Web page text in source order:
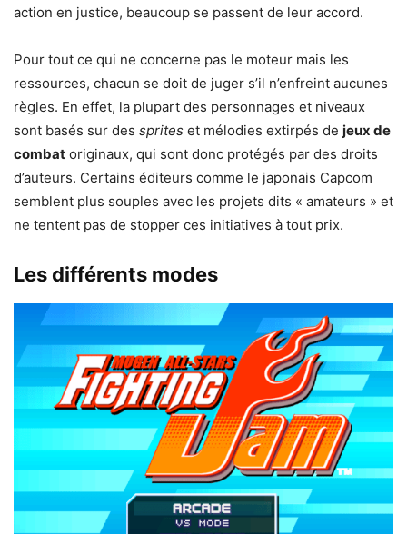
action en justice, beaucoup se passent de leur accord.
Pour tout ce qui ne concerne pas le moteur mais les
ressources, chacun se doit de juger s’il n’enfreint aucunes
règles. En effet, la plupart des personnages et niveaux
sont basés sur des sprites et mélodies extirpés de jeux de
combat originaux, qui sont donc protégés par des droits
d’auteurs. Certains éditeurs comme le japonais Capcom
semblent plus souples avec les projets dits « amateurs » et
ne tentent pas de stopper ces initiatives à tout prix.
Les différents modes